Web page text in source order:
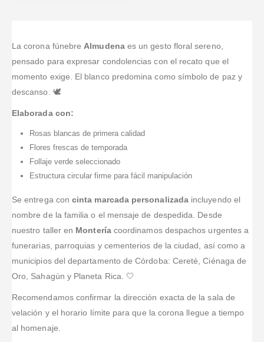
La corona fúnebreAlmudenaes un gesto floral sereno,
pensado para expresar condolencias con el recato que el
momento exige. El blanco predomina como símbolo de paz y
descanso. 🕊️
Elaborada con:
Rosas blancas de primera calidad
Flores frescas de temporada
Follaje verde seleccionado
Estructura circular firme para fácil manipulación
Se entrega concinta marcada personalizadaincluyendo el
nombre de la familia o el mensaje de despedida. Desde
nuestro taller en Monteríacoordinamos despachos urgentes a
funerarias, parroquias y cementerios de la ciudad, así como a
municipios del departamento de Córdoba: Cereté, Ciénaga de
Oro, Sahagún y Planeta Rica. 🤍
Recomendamos confirmar la dirección exacta de la sala de
velación y el horario límite para que la corona llegue a tiempo
al homenaje.